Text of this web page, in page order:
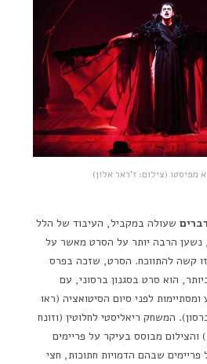
מפיסטו (צילום: ז'ראר אלון)
שעולה במקביל, העיבוד של הלל
נשען הרבה יותר על הסרט מאשר על
קשה להתווכח. הסרט, שזכה בפרס
הוא סרט בסגנון ברסוני, עם
לפני סיום הסיטואציה (ראו
המשחק ריאליסטי לחלוטין (וזונח
והצילום מבוסס בעיקר על פריימים
שבהם הדמויות חתוכות, חצי